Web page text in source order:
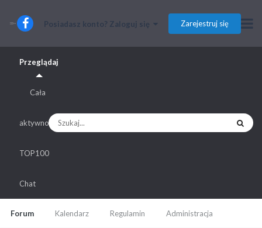
Posiadasz konto? Zaloguj się Zarejestruj się
Przeglądaj
Forum Kalendarz Regulamin Administracja
Cała
aktywność
TOP100
Chat